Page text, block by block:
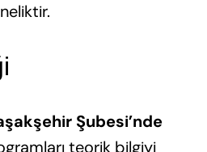
Şubesi’nde
teorik bilgiyi